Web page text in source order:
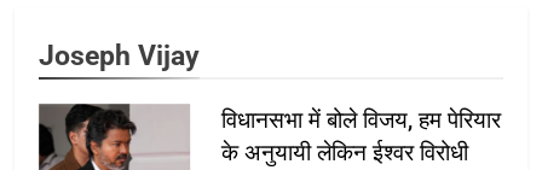
Joseph Vijay
विधानसभा में बोले विजय, हम पेरियार
के अनुयायी लेकिन ईश्वर विरोधी